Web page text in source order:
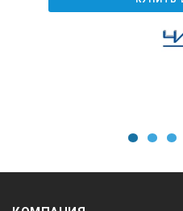
Технические
Испол- нение